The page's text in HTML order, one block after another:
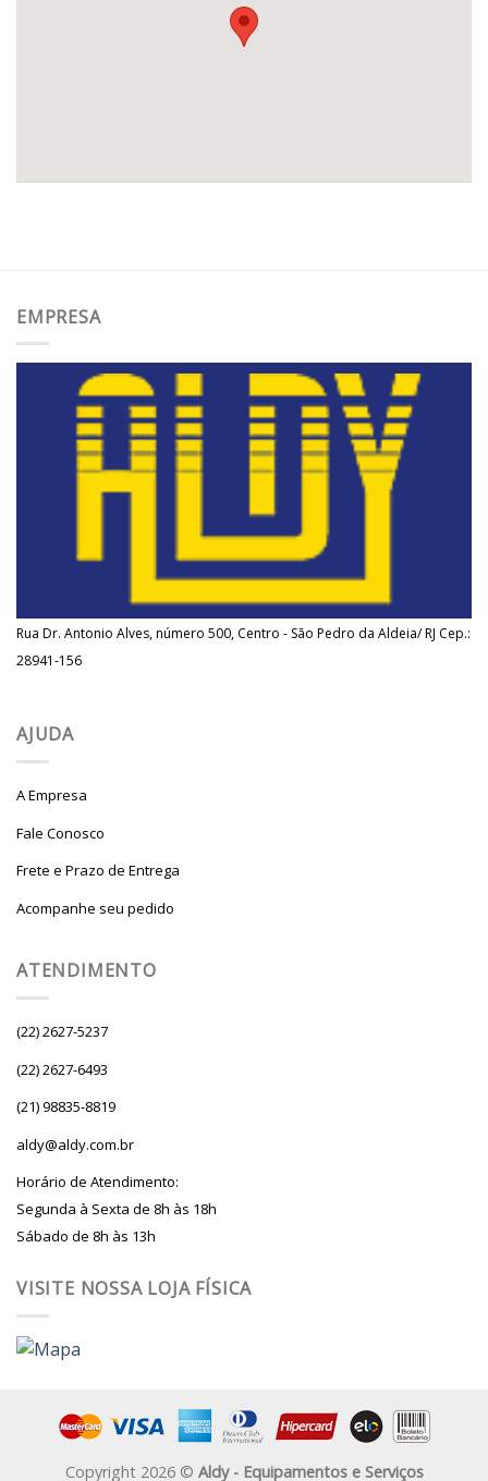
EMPRESA
Rua Dr. Antonio Alves, número 500, Centro - São Pedro da Aldeia/ RJ Cep.:
28941-156
AJUDA
A Empresa
Fale Conosco
Frete e Prazo de Entrega
Acompanhe seu pedido
ATENDIMENTO
(22) 2627-5237
(22) 2627-6493
(21) 98835-8819
aldy@aldy.com.br
Horário de Atendimento:
Segunda à Sexta de 8h às 18h
Sábado de 8h às 13h
VISITE NOSSA LOJA FÍSICA
Copyright 2026 © Aldy - Equipamentos e Serviços